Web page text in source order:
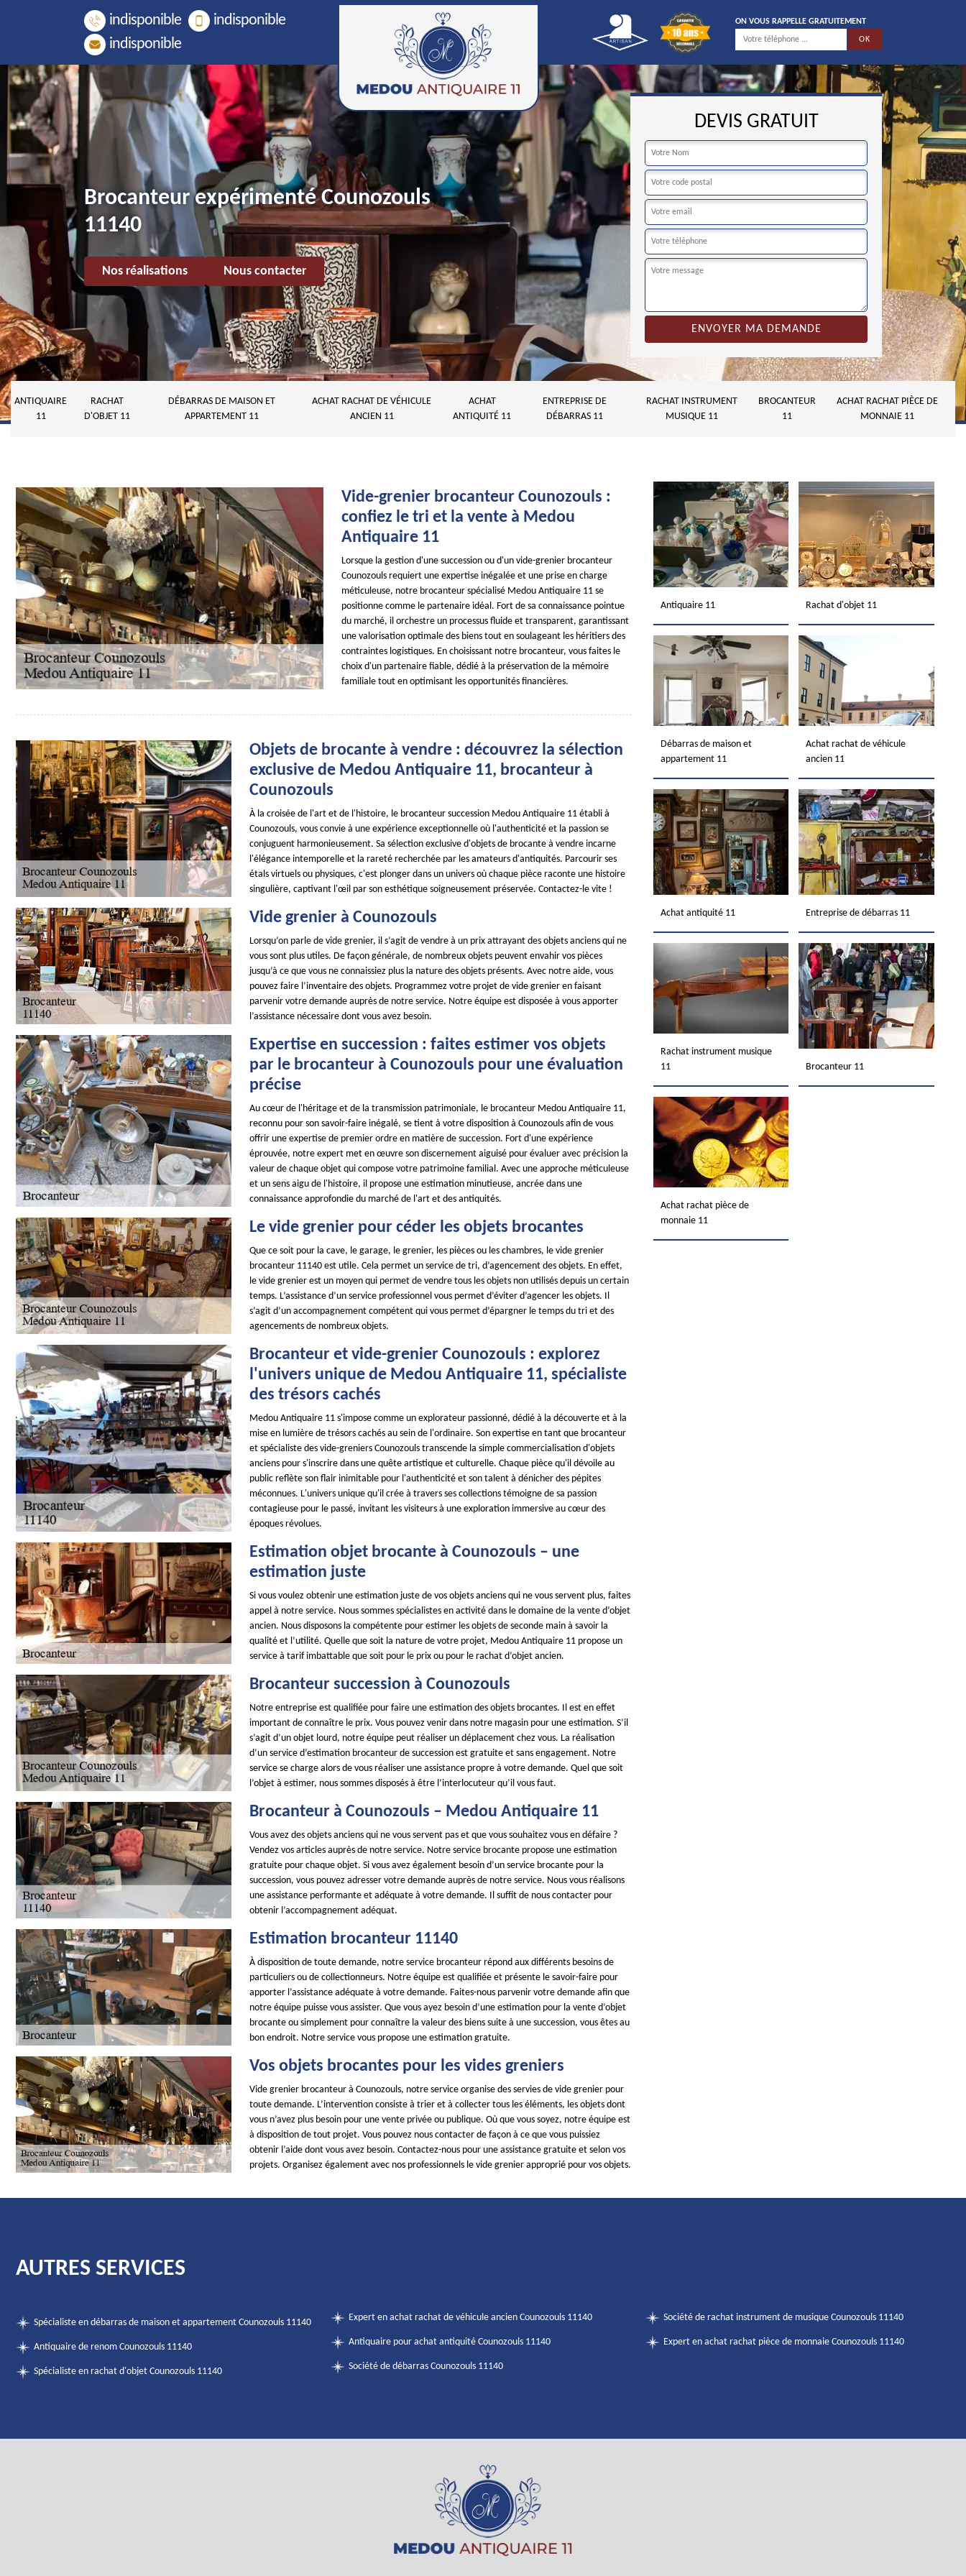
indisponible
indisponible
indisponible
ON VOUS RAPPELLE GRATUITEMENT
Brocanteur expérimenté Counozouls
11140
Nos réalisations Nous contacter
DEVIS GRATUIT
ANTIQUAIRE
11
RACHAT
D'OBJET 11
DÉBARRAS DE MAISON ET
APPARTEMENT 11
ACHAT RACHAT DE VÉHICULE
ANCIEN 11
ACHAT
ANTIQUITÉ 11
ENTREPRISE DE
DÉBARRAS 11
RACHAT INSTRUMENT
MUSIQUE 11
BROCANTEUR
11
ACHAT RACHAT PIÈCE DE
MONNAIE 11
Vide-grenier brocanteur Counozouls :
confiez le tri et la vente à Medou
Antiquaire 11
Lorsque la gestion d'une succession ou d'un vide-grenier brocanteur
Counozouls requiert une expertise inégalée et une prise en charge
méticuleuse, notre brocanteur spécialisé Medou Antiquaire 11 se
positionne comme le partenaire idéal. Fort de sa connaissance pointue
du marché, il orchestre un processus fluide et transparent, garantissant
une valorisation optimale des biens tout en soulageant les héritiers des
contraintes logistiques. En choisissant notre brocanteur, vous faites le
choix d'un partenaire fiable, dédié à la préservation de la mémoire
familiale tout en optimisant les opportunités financières.
Objets de brocante à vendre : découvrez la sélection
exclusive de Medou Antiquaire 11, brocanteur à
Counozouls
À la croisée de l'art et de l'histoire, le brocanteur succession Medou Antiquaire 11 établi à
Counozouls, vous convie à une expérience exceptionnelle où l'authenticité et la passion se
conjuguent harmonieusement. Sa sélection exclusive d'objets de brocante à vendre incarne
l'élégance intemporelle et la rareté recherchée par les amateurs d'antiquités. Parcourir ses
étals virtuels ou physiques, c'est plonger dans un univers où chaque pièce raconte une histoire
singulière, captivant l'œil par son esthétique soigneusement préservée. Contactez-le vite !
Vide grenier à Counozouls
Lorsqu’on parle de vide grenier, il s’agit de vendre à un prix attrayant des objets anciens qui ne
vous sont plus utiles. De façon générale, de nombreux objets peuvent envahir vos pièces
jusqu’à ce que vous ne connaissiez plus la nature des objets présents. Avec notre aide, vous
pouvez faire l’inventaire des objets. Programmez votre projet de vide grenier en faisant
parvenir votre demande auprès de notre service. Notre équipe est disposée à vous apporter
l’assistance nécessaire dont vous avez besoin.
Expertise en succession : faites estimer vos objets
par le brocanteur à Counozouls pour une évaluation
précise
Au cœur de l'héritage et de la transmission patrimoniale, le brocanteur Medou Antiquaire 11,
reconnu pour son savoir-faire inégalé, se tient à votre disposition à Counozouls afin de vous
offrir une expertise de premier ordre en matière de succession. Fort d'une expérience
éprouvée, notre expert met en œuvre son discernement aiguisé pour évaluer avec précision la
valeur de chaque objet qui compose votre patrimoine familial. Avec une approche méticuleuse
et un sens aigu de l'histoire, il propose une estimation minutieuse, ancrée dans une
connaissance approfondie du marché de l'art et des antiquités.
Le vide grenier pour céder les objets brocantes
Que ce soit pour la cave, le garage, le grenier, les pièces ou les chambres, le vide grenier
brocanteur 11140 est utile. Cela permet un service de tri, d’agencement des objets. En effet,
le vide grenier est un moyen qui permet de vendre tous les objets non utilisés depuis un certain
temps. L’assistance d’un service professionnel vous permet d’éviter d’agencer les objets. Il
s’agit d’un accompagnement compétent qui vous permet d’épargner le temps du tri et des
agencements de nombreux objets.
Brocanteur et vide-grenier Counozouls : explorez
l'univers unique de Medou Antiquaire 11, spécialiste
des trésors cachés
Medou Antiquaire 11 s'impose comme un explorateur passionné, dédié à la découverte et à la
mise en lumière de trésors cachés au sein de l'ordinaire. Son expertise en tant que brocanteur
et spécialiste des vide-greniers Counozouls transcende la simple commercialisation d'objets
anciens pour s'inscrire dans une quête artistique et culturelle. Chaque pièce qu'il dévoile au
public reflète son flair inimitable pour l'authenticité et son talent à dénicher des pépites
méconnues. L'univers unique qu'il crée à travers ses collections témoigne de sa passion
contagieuse pour le passé, invitant les visiteurs à une exploration immersive au cœur des
époques révolues.
Estimation objet brocante à Counozouls – une
estimation juste
Si vous voulez obtenir une estimation juste de vos objets anciens qui ne vous servent plus, faites
appel à notre service. Nous sommes spécialistes en activité dans le domaine de la vente d’objet
ancien. Nous disposons la compétente pour estimer les objets de seconde main à savoir la
qualité et l’utilité. Quelle que soit la nature de votre projet, Medou Antiquaire 11 propose un
service à tarif imbattable que soit pour le prix ou pour le rachat d’objet ancien.
Brocanteur succession à Counozouls
Notre entreprise est qualifiée pour faire une estimation des objets brocantes. Il est en effet
important de connaître le prix. Vous pouvez venir dans notre magasin pour une estimation. S’il
s’agit d’un objet lourd, notre équipe peut réaliser un déplacement chez vous. La réalisation
d’un service d’estimation brocanteur de succession est gratuite et sans engagement. Notre
service se charge alors de vous réaliser une assistance propre à votre demande. Quel que soit
l’objet à estimer, nous sommes disposés à être l’interlocuteur qu’il vous faut.
Brocanteur à Counozouls – Medou Antiquaire 11
Vous avez des objets anciens qui ne vous servent pas et que vous souhaitez vous en défaire ?
Vendez vos articles auprès de notre service. Notre service brocante propose une estimation
gratuite pour chaque objet. Si vous avez également besoin d’un service brocante pour la
succession, vous pouvez adresser votre demande auprès de notre service. Nous vous réalisons
une assistance performante et adéquate à votre demande. Il suffit de nous contacter pour
obtenir l’accompagnement adéquat.
Estimation brocanteur 11140
À disposition de toute demande, notre service brocanteur répond aux différents besoins de
particuliers ou de collectionneurs. Notre équipe est qualifiée et présente le savoir-faire pour
apporter l’assistance adéquate à votre demande. Faites-nous parvenir votre demande afin que
notre équipe puisse vous assister. Que vous ayez besoin d’une estimation pour la vente d’objet
brocante ou simplement pour connaître la valeur des biens suite à une succession, vous êtes au
bon endroit. Notre service vous propose une estimation gratuite.
Vos objets brocantes pour les vides greniers
Vide grenier brocanteur à Counozouls, notre service organise des servies de vide grenier pour
toute demande. L’intervention consiste à trier et à collecter tous les éléments, les objets dont
vous n’avez plus besoin pour une vente privée ou publique. Où que vous soyez, notre équipe est
à disposition de tout projet. Vous pouvez nous contacter de façon à ce que vous puissiez
obtenir l’aide dont vous avez besoin. Contactez-nous pour une assistance gratuite et selon vos
projets. Organisez également avec nos professionnels le vide grenier approprié pour vos objets.
Antiquaire 11 Rachat d'objet 11
Débarras de maison et
appartement 11
Achat rachat de véhicule
ancien 11
Achat antiquité 11 Entreprise de débarras 11
Rachat instrument musique
11
Brocanteur 11
Achat rachat pièce de
monnaie 11
AUTRES SERVICES
Spécialiste en débarras de maison et appartement Counozouls 11140
Antiquaire de renom Counozouls 11140
Spécialiste en rachat d'objet Counozouls 11140
Expert en achat rachat de véhicule ancien Counozouls 11140
Antiquaire pour achat antiquité Counozouls 11140
Société de débarras Counozouls 11140
Société de rachat instrument de musique Counozouls 11140
Expert en achat rachat pièce de monnaie Counozouls 11140